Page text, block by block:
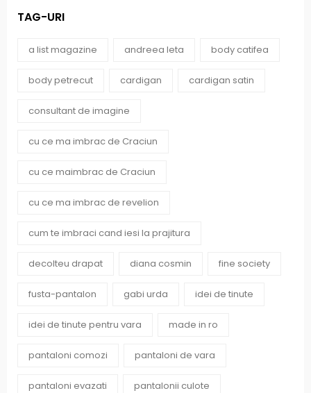
TAG-URI
a list magazine andreea leta body catifea
body petrecut cardigan cardigan satin
consultant de imagine
cu ce ma imbrac de Craciun
cu ce maimbrac de Craciun
cu ce ma imbrac de revelion
cum te imbraci cand iesi la prajitura
decolteu drapat diana cosmin fine society
fusta-pantalon gabi urda idei de tinute
idei de tinute pentru vara made in ro
pantaloni comozi pantaloni de vara
pantaloni evazati pantalonii culote